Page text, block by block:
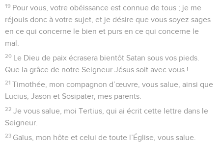
19 Pour vous, votre obéissance est connue de tous ; je me
réjouis donc à votre sujet, et je désire que vous soyez sages
en ce qui concerne le bien et purs en ce qui concerne le
mal.
20 Le Dieu de paix écrasera bientôt Satan sous vos pieds.
Que la grâce de notre Seigneur Jésus soit avec vous !
21 Timothée, mon compagnon d’œuvre, vous salue, ainsi que
Lucius, Jason et Sosipater, mes parents.
22 Je vous salue, moi Tertius, qui ai écrit cette lettre dans le
Seigneur.
23 Gaïus, mon hôte et celui de toute l’Église, vous salue.